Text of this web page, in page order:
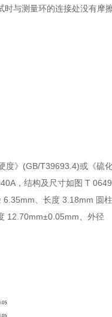
与测量环的连接处没有摩擦
度》(GB/T39693.4)或《硫
，结构及尺寸如图 T
、长度 3.18mm 圆
12.70mm±0.05mm、外径